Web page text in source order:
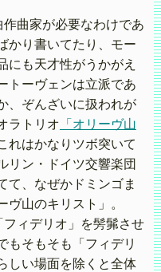
曲家が必要なわけであ
かり書いてたり、モー
にも天才性がうかがえ
トーヴェンは立派であ
、ぞんざいに扱われが
ラトリオ 「オリーヴ山
れはかなりツボ突いて
リン・ドイツ交響楽団
て、なぜかドミンゴま
ヴ山のキリスト」。
ィデリオ」を髣髴させ
もそもそも「フィデリ
しい場面を除くと全体